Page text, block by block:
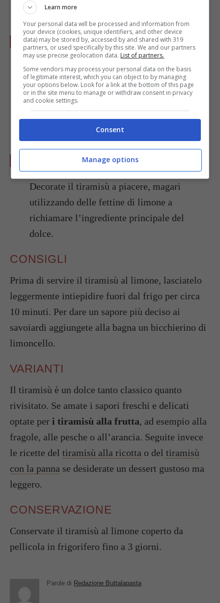
distribuendola uniformemente.
Ripetete le operazioni svolte in precedenza
una seconda volta, fino a completare il
tiramisù. Concludete spolverando la buccia
grattugiata del limone e lasciate rassodare in
frigorifero per almeno 2 ore.
Decorate il tiramisù a piacere, magari
utilizzando delle fettine di limone a
richiamare l’ingrediente principale del
dolce.
CONSIGLI
Prima di servire il tiramisù al limone, lasciatelo
leggermente intiepidire fuori dal frigo per circa
10 minuti. Per dare un sapore più deciso ai
savoiardi aggiungete alla bagna un bicchierino di
limoncello.
VARIANTI
Il tiramisù è un dolce tanto classico quanto
rivisitato. Se amate i sapori freschi e delicati
optate per i tiramisù alla frutta, ad esempio alla
fragole, alle pesche o all’arancia. Seguite invece
le ricette del tiramisù alla ricotta o del tiramisù
con la panna se desiderate un dessert gustoso ma
leggero.
CONSERVAZIONE
Conservate il tiramisù al limone coperto da
pellicola in frigorifero fino a 3 giorni.
Parole di Redazione Buttalapasta
Learn more
Your personal data will be processed and information from
your device (cookies, unique identifiers, and other device
data) may be stored by, accessed by and shared with 319
partners, or used specifically by this site. We and our partners
may use precise geolocation data. List of partners.
Some vendors may process your personal data on the basis
of legitimate interest, which you can object to by managing
your options below. Look for a link at the bottom of this page
or in the site menu to manage or withdraw consent in privacy
and cookie settings.
Consent
Manage options